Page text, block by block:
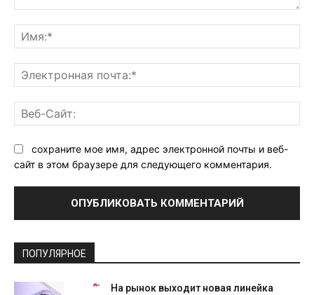
сохраните мое имя, адрес электронной почты и веб-
сайт в этом браузере для следующего комментария.
ПОПУЛЯРНОЕ
На рынок выходит новая линейка